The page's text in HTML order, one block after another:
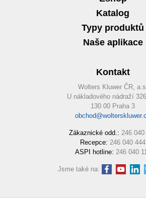
Katalog
Typy produktů
Naše aplikace
Kontakt
Wolters Kluwer ČR, a.s.
U nákladového nádraží
130 00 Praha 3
Zákaznické odd.: 246 040
Recepce: 246 040 444
ASPI hotline: 246 040
Jsme také na: